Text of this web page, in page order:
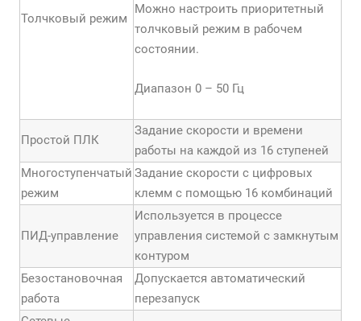
Толчковый режим
Можно настроить приоритетный
толчковый режим в рабочем
состоянии.
Диапазон 0 – 50 Гц
Простой ПЛК
Задание скорости и времени
работы на каждой из 16 ступеней
Многоступенчатый
режим
Задание скорости с цифровых
клемм с помощью 16 комбинаций
ПИД-управление
Используется в процессе
управления системой с замкнутым
контуром
Безостановочная
работа
Допускается автоматический
перезапуск